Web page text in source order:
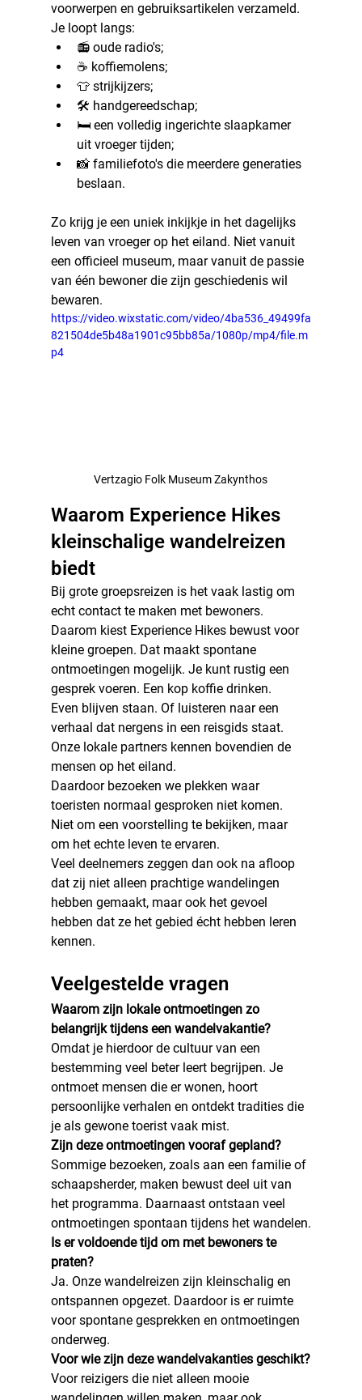
voorwerpen en gebruiksartikelen verzameld.
Je loopt langs:
📻 oude radio's;
☕ koffiemolens;
👕 strijkijzers;
🛠️ handgereedschap;
🛏️ een volledig ingerichte slaapkamer
uit vroeger tijden;
📸 familiefoto's die meerdere generaties
beslaan.
Zo krijg je een uniek inkijkje in het dagelijks
leven van vroeger op het eiland. Niet vanuit
een officieel museum, maar vanuit de passie
van één bewoner die zijn geschiedenis wil
bewaren.
https://video.wixstatic.com/video/4ba536_49499fa
821504de5b48a1901c95bb85a/1080p/mp4/file.m
p4
Vertzagio Folk Museum Zakynthos
Waarom Experience Hikes
kleinschalige wandelreizen
biedt
Bij grote groepsreizen is het vaak lastig om
echt contact te maken met bewoners.
Daarom kiest Experience Hikes bewust voor
kleine groepen. Dat maakt spontane
ontmoetingen mogelijk. Je kunt rustig een
gesprek voeren. Een kop koffie drinken.
Even blijven staan. Of luisteren naar een
verhaal dat nergens in een reisgids staat.
Onze lokale partners kennen bovendien de
mensen op het eiland.
Daardoor bezoeken we plekken waar
toeristen normaal gesproken niet komen.
Niet om een voorstelling te bekijken, maar
om het echte leven te ervaren.
Veel deelnemers zeggen dan ook na afloop
dat zij niet alleen prachtige wandelingen
hebben gemaakt, maar ook het gevoel
hebben dat ze het gebied écht hebben leren
kennen.
Veelgestelde vragen
Waarom zijn lokale ontmoetingen zo
belangrijk tijdens een wandelvakantie?
Omdat je hierdoor de cultuur van een
bestemming veel beter leert begrijpen. Je
ontmoet mensen die er wonen, hoort
persoonlijke verhalen en ontdekt tradities die
je als gewone toerist vaak mist.
Zijn deze ontmoetingen vooraf gepland?
Sommige bezoeken, zoals aan een familie of
schaapsherder, maken bewust deel uit van
het programma. Daarnaast ontstaan veel
ontmoetingen spontaan tijdens het wandelen.
Is er voldoende tijd om met bewoners te
praten?
Ja. Onze wandelreizen zijn kleinschalig en
ontspannen opgezet. Daardoor is er ruimte
voor spontane gesprekken en ontmoetingen
onderweg.
Voor wie zijn deze wandelvakanties geschikt?
Voor reizigers die niet alleen mooie